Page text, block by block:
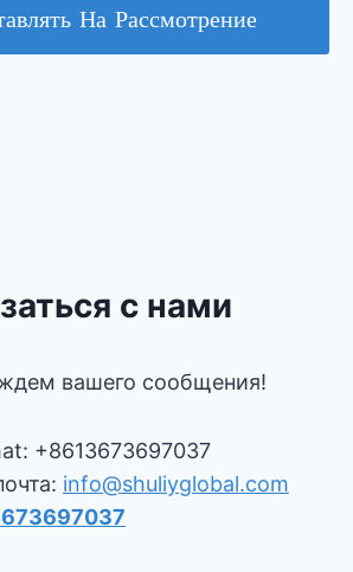
На Рассмотрение
с нами
вашего сообщения!
+8613673697037
info@shuliyglobal.com